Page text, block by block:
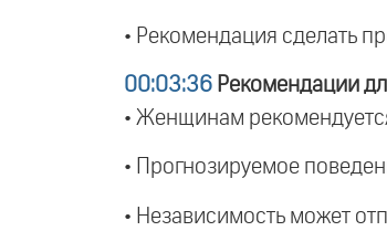
• Рекомендация сделать
00:03:36 Рекомендации
• Женщинам
• Прогнозируемое
• Независимость может